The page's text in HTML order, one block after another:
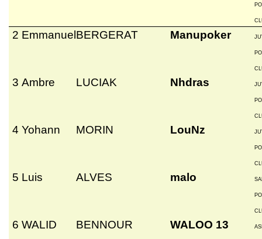
2 Emmanuel BERGERAT Manupoker
3 Ambre LUCIAK Nhdras
4 Yohann MORIN LouNz
5 Luis ALVES malo
6 WALID BENNOUR WALOO 13